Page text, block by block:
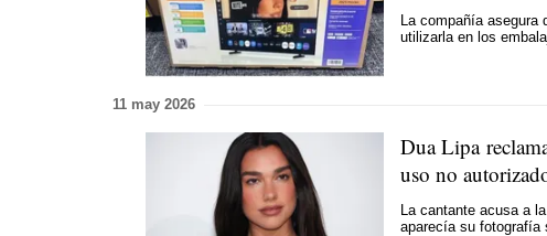
La compañía asegura
utilizarla en los
11 may 2026
Dua Lipa
uso no
La cantante acusa a
aparecía su fotografía